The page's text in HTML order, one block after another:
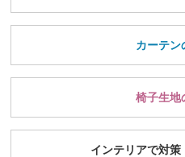
カーテン
椅子生地
インテリアで対